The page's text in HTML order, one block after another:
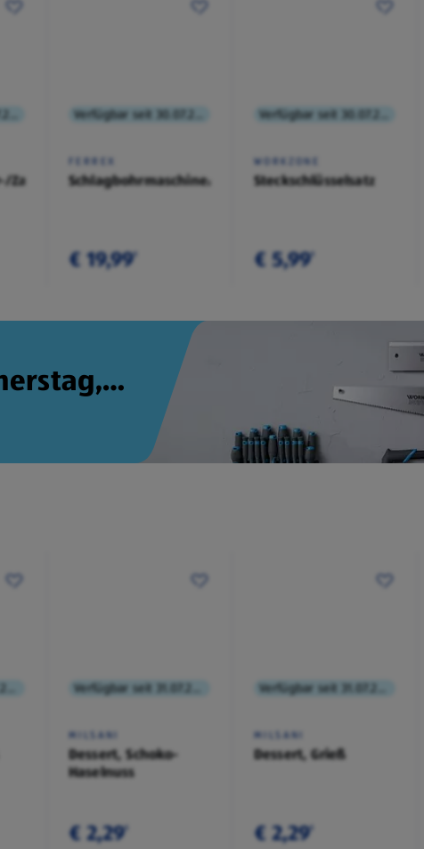
FERREX
Schlagbohrmaschine/Stichsäge
€ 19,99¹
WORKZONE
Steckschlüsselsatz
€ 5,99¹
MILSANI
Dessert, Schoko-
Haselnuss
€ 2,29¹
MILSANI
Dessert, Grieß
€ 2,29¹